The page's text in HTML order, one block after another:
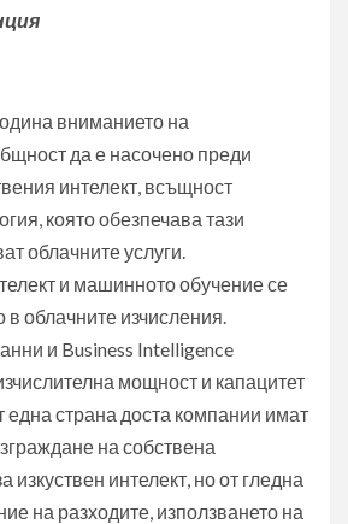
вниманието на
да е насочено преди
интелект, всъщност
която обезпечава тази
облачните услуги.
и машинното обучение се
облачните изчисления.
и Business Intelligence
мощност и капацитет
една страна доста компании имат
на собствена
изкуствен интелект, но от гледна
на разходите, използването на